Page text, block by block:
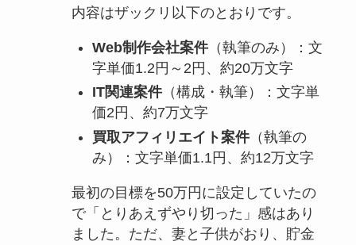
内容はザックリ以下のとおりです。
Web制作会社案件 （執筆のみ）：文
字単価1.2円～2円、約20万文字
IT関連案件 （構成・執筆）：文字単
価2円、約7万文字
買取アフィリエイト案件 （執筆の
み）：文字単価1.1円、約12万文字
最初の目標を50万円に設定していたの
で「とりあえずやり切った」感はあり
ました。ただ、妻と子供がおり、貯金